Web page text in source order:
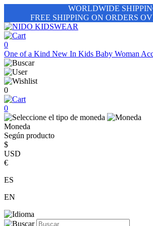
WORLDWIDE
FREE SHIPPING ON ORDERS
0
One of a Kind New In Kids Baby Woman
0
0
Moneda
Según producto
$
USD
€
ES
EN